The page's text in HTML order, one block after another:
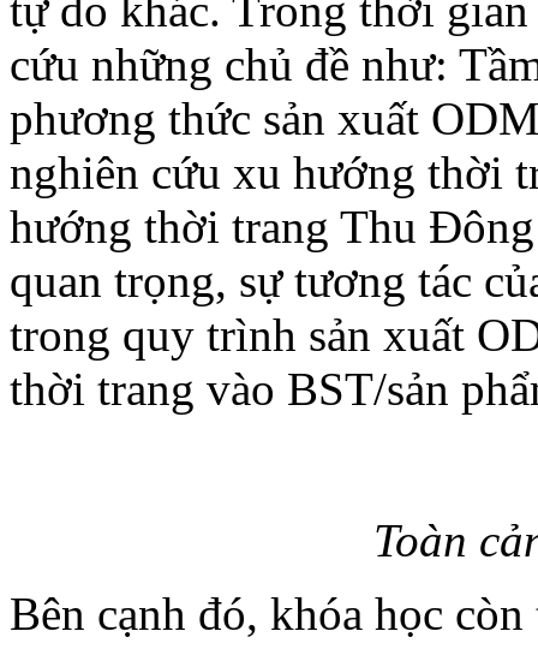
cứu những chủ đề như:
phương thức sản xuất
nghiên cứu xu hướng thời
hướng thời trang Thu
quan trọng, sự tương tác
trong quy trình sản xuất
thời trang vào BST/sản
Toàn
Bên cạnh đó, khóa học